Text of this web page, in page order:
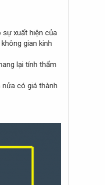
sự xuất hiện của
gian kinh
lại tính thẩm
nửa có giá thành